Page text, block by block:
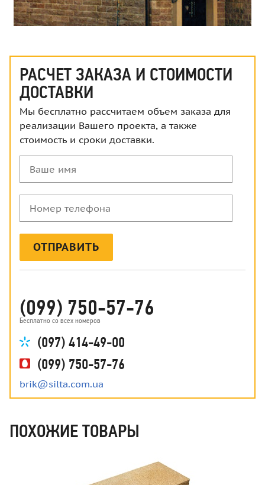
РАСЧЕТ ЗАКАЗА И СТОИМОСТИ
ДОСТАВКИ
Мы бесплатно рассчитаем объем заказа для
реализации Вашего проекта, а также
стоимость и сроки доставки.
Ваше
имя
Номер
телефона
ОТПРАВИТЬ
(099) 750-57-76
Бесплатно со всех номеров
(097) 414-49-00
(099) 750-57-76
brik@silta.com.ua
ПОХОЖИЕ ТОВАРЫ